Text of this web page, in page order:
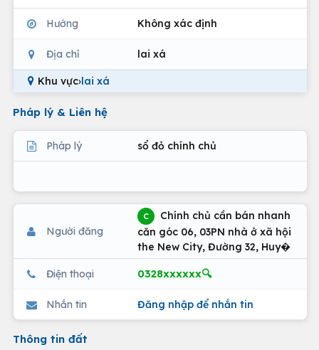
Hướng Không xác định
Địa chỉ lai xá
Khu vực›lai xá
Pháp lý & Liên hệ
Pháp lý sổ đỏ chính chủ
Người đăng
C
Chính chủ cần bán nhanh
căn góc 06, 03PN nhà ở xã hội
the New City, Đường 32, Huy�
Điện thoại 0328xxxxxx🔍
Nhắn tin Đăng nhập để nhắn tin
Thông tin đất